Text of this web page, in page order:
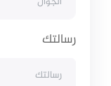
رسالتك